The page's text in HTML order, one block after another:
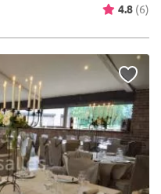
4.8 (6)